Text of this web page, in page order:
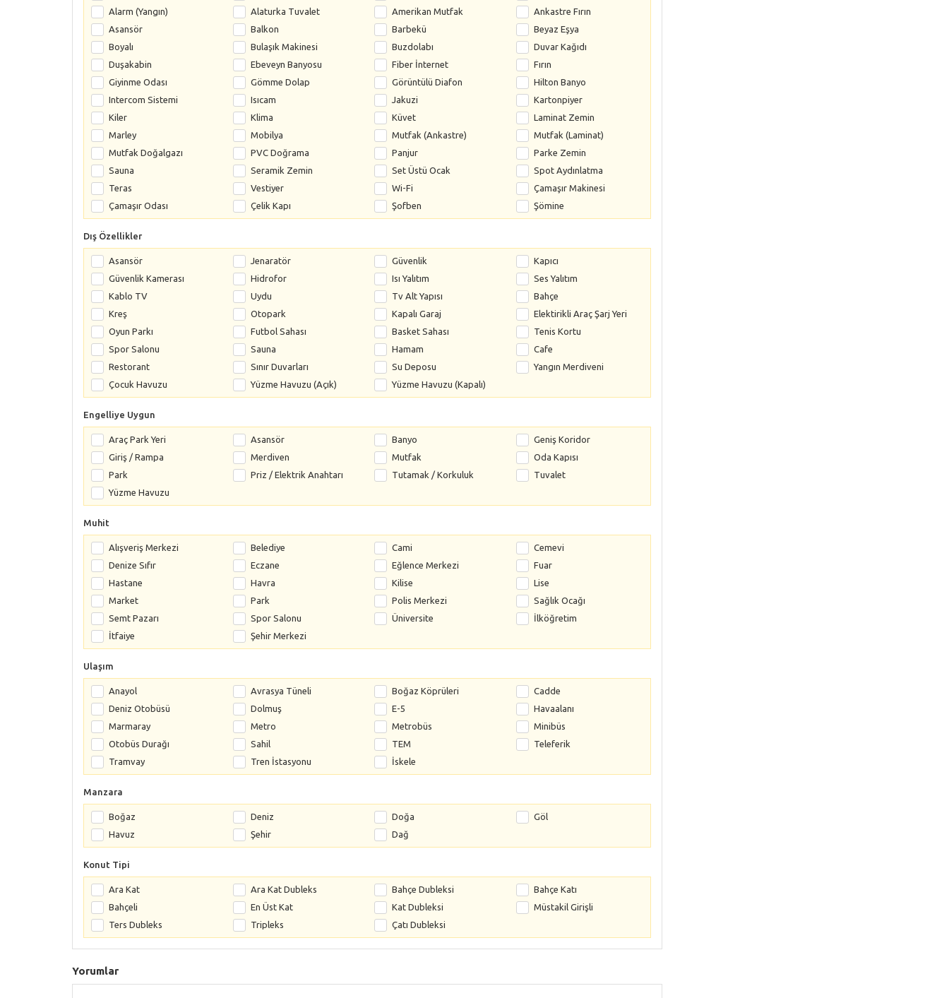
Alarm (Yangın)
Alaturka Tuvalet Amerikan Mutfak
Ankastre Fırın
Asansör
Balkon Barbekü
Beyaz Eşya
Boyalı
Bulaşık Makinesi Buzdolabı
Duvar Kağıdı
Duşakabin
Ebeveyn Banyosu Fiber İnternet
Fırın
Giyinme Odası
Gömme Dolap Görüntülü Diafon
Hilton Banyo
Intercom Sistemi
Isıcam Jakuzi
Kartonpiyer
Kiler
Klima Küvet
Laminat Zemin
Marley
Mobilya Mutfak (Ankastre)
Mutfak (Laminat)
Mutfak Doğalgazı
PVC Doğrama Panjur
Parke Zemin
Sauna
Seramik Zemin Set Üstü Ocak
Spot Aydınlatma
Teras
Vestiyer Wi-Fi
Çamaşır Makinesi
Çamaşır Odası
Çelik Kapı Şofben Şömine
Dış Özellikler
Asansör Jenaratör Güvenlik
Kapıcı
Güvenlik Kamerası
Hidrofor Isı Yalıtım
Ses Yalıtım
Kablo TV
Uydu Tv Alt Yapısı
Bahçe
Kreş
Otopark Kapalı Garaj
Elektirikli Araç Şarj Yeri
Oyun Parkı
Futbol Sahası Basket Sahası
Tenis Kortu
Spor Salonu
Sauna Hamam
Cafe
Restorant
Sınır Duvarları Su Deposu
Yangın Merdiveni
Çocuk Havuzu
Yüzme Havuzu (Açık) Yüzme Havuzu (Kapalı)
Engelliye Uygun
Araç Park Yeri Asansör Banyo
Geniş Koridor
Giriş / Rampa
Merdiven Mutfak
Oda Kapısı
Park
Priz / Elektrik Anahtarı Tutamak / Korkuluk
Tuvalet
Yüzme Havuzu
Muhit
Alışveriş Merkezi Belediye Cami
Cemevi
Denize Sıfır
Eczane Eğlence Merkezi
Fuar
Hastane
Havra Kilise
Lise
Market
Park Polis Merkezi
Sağlık Ocağı
Semt Pazarı
Spor Salonu Üniversite
İlköğretim
İtfaiye
Şehir Merkezi
Ulaşım
Anayol Avrasya Tüneli Boğaz Köprüleri
Cadde
Deniz Otobüsü
Dolmuş E-5
Havaalanı
Marmaray
Metro Metrobüs
Minibüs
Otobüs Durağı
Sahil TEM
Teleferik
Tramvay
Tren İstasyonu İskele
Manzara
Boğaz Deniz Doğa
Göl
Havuz
Şehir Dağ
Konut Tipi
Ara Kat Ara Kat Dubleks Bahçe Dubleksi
Bahçe Katı
Bahçeli
En Üst Kat Kat Dubleksi
Müstakil Girişli
Ters Dubleks
Tripleks Çatı Dubleksi
Yorumlar